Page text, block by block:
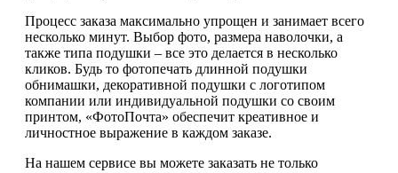
Процесс заказа максимально упрощен и занимает всего
несколько минут. Выбор фото, размера наволочки, а
также типа подушки – все это делается в несколько
кликов. Будь то фотопечать длинной подушки
обнимашки, декоративной подушки с логотипом
компании или индивидуальной подушки со своим
принтом, «ФотоПочта» обеспечит креативное и
личностное выражение в каждом заказе.
На нашем сервисе вы можете заказать не только